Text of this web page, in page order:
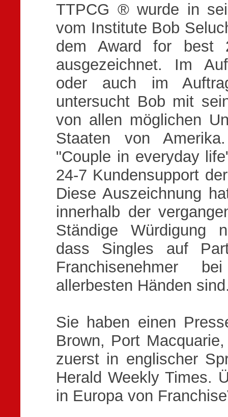
TTPCG ® wurde in
vom Institute Bob
dem Award for best
ausgezeichnet. Im
oder auch im
untersucht Bob mit
von allen möglichen
Staaten von
"Couple in everyday
24-7 Kundensupport
Diese Auszeichnung
innerhalb der
Ständige Würdigung
dass Singles auf
Franchisenehmer
allerbesten Händen
Sie haben einen
Brown, Port
zuerst in englischer
Herald Weekly Times.
in Europa von